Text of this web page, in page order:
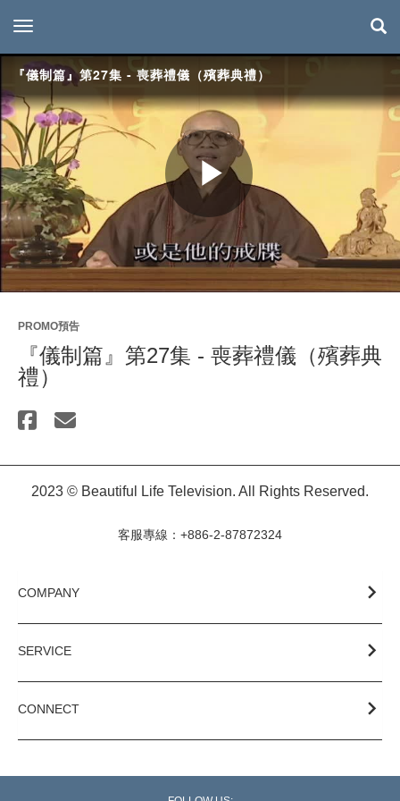
toggle navigation
『儀制篇』第27集 - 喪葬禮儀（殯葬典禮）
Play
Video
PROMO預告
『儀制篇』第27集 - 喪葬禮儀（殯葬典
禮）
2023 © Beautiful Life Television. All Rights Reserved.
客服專線：+886-2-87872324
COMPANY
SERVICE
CONNECT